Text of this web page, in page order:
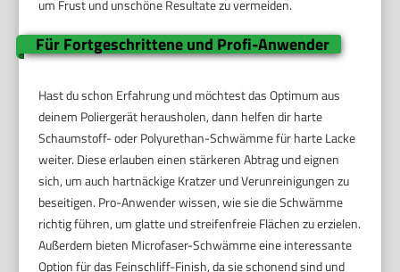
um Frust und unschöne Resultate zu vermeiden.
Für Fortgeschrittene und Profi-Anwender
Hast du schon Erfahrung und möchtest das Optimum aus
deinem Poliergerät herausholen, dann helfen dir harte
Schaumstoff- oder Polyurethan-Schwämme für harte Lacke
weiter. Diese erlauben einen stärkeren Abtrag und eignen
sich, um auch hartnäckige Kratzer und Verunreinigungen zu
beseitigen. Pro-Anwender wissen, wie sie die Schwämme
richtig führen, um glatte und streifenfreie Flächen zu erzielen.
Außerdem bieten Microfaser-Schwämme eine interessante
Option für das Feinschliff-Finish, da sie schonend sind und